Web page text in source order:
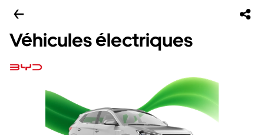
Véhicules électriques